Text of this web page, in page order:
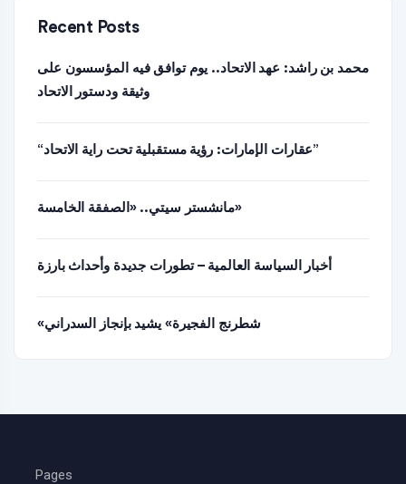
Recent Posts
محمد بن راشد: عهد الاتحاد.. يوم توافق فيه المؤسسون على
وثيقة ودستور الاتحاد
“عقارات الإمارات: رؤية مستقبلية تحت راية الاتحاد”
مانشستر سيتي.. «الصفقة الخامسة»
أخبار السياسة العالمية – تطورات جديدة وأحداث بارزة
«شطرنج الفجيرة» يشيد بإنجاز السدراني
Pages